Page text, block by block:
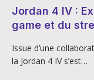
Jordan 4 IV :
game et du
Issue d’une
la Jordan 4 IV s’est…